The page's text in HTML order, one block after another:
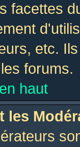
facettes
etc.
forums.
haut
les